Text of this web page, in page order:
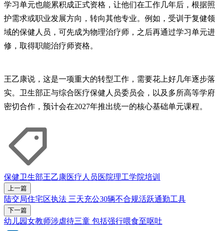
学习单元也能累积成正式资格，让他们在工作几年后，根据照
护需求或职业发展方向，转向其他专业。例如，受训于复健领
域的保健人员，可先成为物理治疗师，之后再通过学习单元进
修，取得职能治疗师资格。
王乙康说，这是一项重大的转型工作，需要花上好几年逐步落
实。卫生部正与综合医疗保健人员委员会，以及多所高等学府
密切合作，预计会在2027年推出统一的核心基础单元课程。
保健卫生部王乙康医疗人员医院理工学院培训
上一篇
陆交局住宅区执法 三天充公30辆不合规活跃通勤工具
下一篇
幼儿园女教师涉虐待三童 包括强行喂食至呕吐